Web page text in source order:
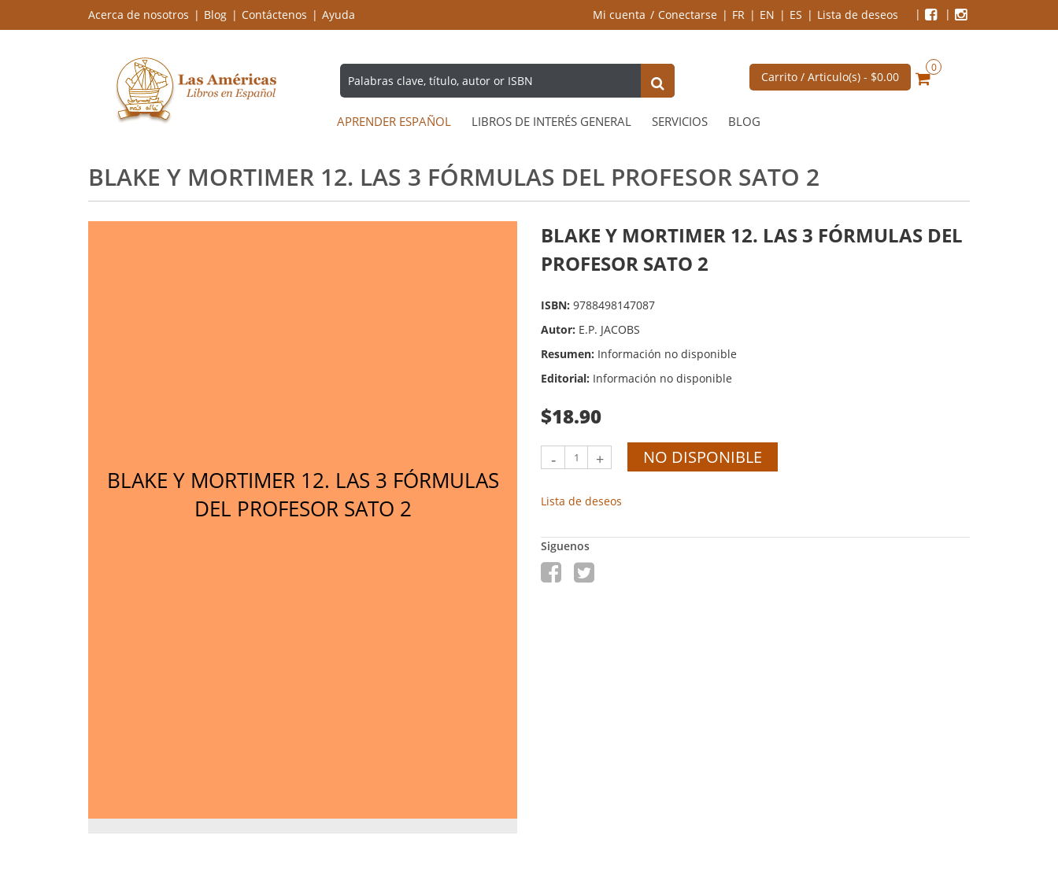
Acerca de nosotros Blog Contáctenos Ayuda Mi cuenta Conectarse FR EN ES Lista de deseos
Carrito / Articulo(s) - $0.00
0
APRENDER ESPAÑOL LIBROS DE INTERÉS GENERAL SERVICIOS BLOG
BLAKE Y MORTIMER 12. LAS 3 FÓRMULAS DEL PROFESOR SATO 2
BLAKE Y MORTIMER 12. LAS 3 FÓRMULAS
DEL PROFESOR SATO 2
BLAKE Y MORTIMER 12. LAS 3 FÓRMULAS DEL
PROFESOR SATO 2
ISBN: 9788498147087
Autor: E.P. JACOBS
Resumen: Información no disponible
Editorial: Información no disponible
$18.90
- + NO DISPONIBLE
Lista de deseos
Siguenos